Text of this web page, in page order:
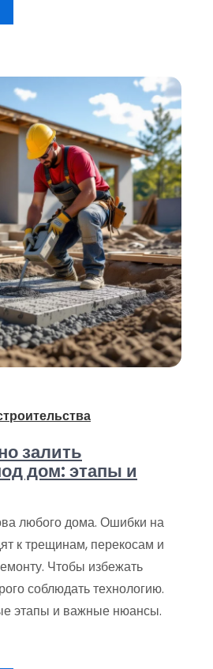
залить
дом: этапы и
любого дома. Ошибки на
к трещинам, перекосам и
Чтобы избежать
соблюдать технологию.
этапы и важные нюансы.